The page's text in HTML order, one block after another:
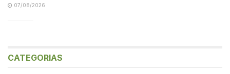
07/08/2026
CATEGORIAS